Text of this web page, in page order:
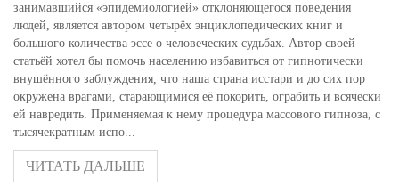
занимавшийся «эпидемиологией» отклоняющегося поведения
людей, является автором четырёх энциклопедических книг и
большого количества эссе о человеческих судьбах. Автор своей
статьёй хотел бы помочь населению избавиться от гипнотически
внушённого заблуждения, что наша страна исстари и до сих пор
окружена врагами, старающимися её покорить, ограбить и всячески
ей навредить. Применяемая к нему процедура массового гипноза, с
тысячекратным испо...
ЧИТАТЬ ДАЛЬШЕ